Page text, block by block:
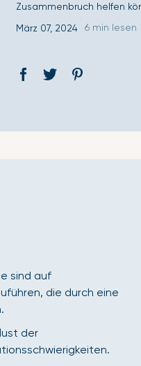
Zusammenbruch helfen
März 07, 2024
6 min lesen
Auf
Öffnet
Tweet
Öffnet
sind auf
die durch eine
der